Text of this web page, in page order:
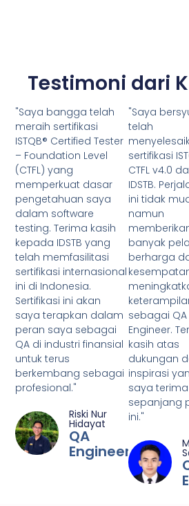
Testimoni dari
"Saya bangga telah
meraih sertifikasi
ISTQB® Certified Tester
– Foundation Level
(CTFL) yang
memperkuat dasar
pengetahuan saya
dalam software
testing. Terima kasih
kepada IDSTB yang
telah memfasilitasi
sertifikasi internasional
ini di Indonesia.
Sertifikasi ini akan
saya terapkan dalam
peran saya sebagai
QA di industri finansial
untuk terus
berkembang sebagai
profesional."
Riski Nur
Hidayat
QA
Engineer
"Saya
telah
sertifikasi
CTFL v4.0
IDSTB.
ini tidak
namun
banyak
berharga
sebagai QA
Engineer.
kasih atas
dukungan
inspirasi
saya terima
sepanjang
ini."